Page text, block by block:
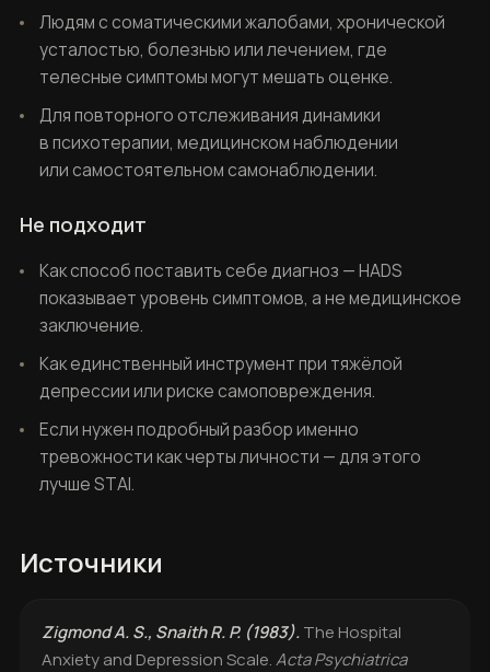
Людям с соматическими жалобами, хронической
усталостью, болезнью или лечением, где
телесные симптомы могут мешать оценке.
Для повторного отслеживания динамики
в психотерапии, медицинском наблюдении
или самостоятельном самонаблюдении.
Не подходит
Как способ поставить себе диагноз — HADS
показывает уровень симптомов, а не медицинское
заключение.
Как единственный инструмент при тяжёлой
депрессии или риске самоповреждения.
Если нужен подробный разбор именно
тревожности как черты личности — для этого
лучше STAI.
Источники
Zigmond A. S., Snaith R. P. (1983).The Hospital
Anxiety and Depression Scale.Acta Psychiatrica